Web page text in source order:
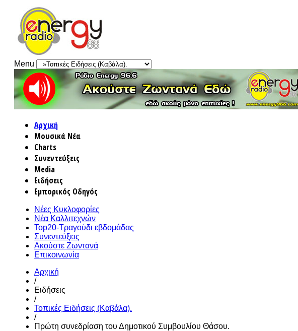
Menu
Αρχική
Μουσικά Νέα
Charts
Συνεντεύξεις
Media
Ειδήσεις
Εμπορικός Οδηγός
Νέες Κυκλοφορίες
Νέα Καλλιτεχνών
Top20-Τραγούδι εβδομάδας
Συνεντεύξεις
Ακούστε Ζωντανά
Επικοινωνία
Αρχική
/
Ειδήσεις
/
Τοπικές Ειδήσεις (Καβάλα).
/
Πρώτη συνεδρίαση του Δημοτικού Συμβουλίου Θάσου.